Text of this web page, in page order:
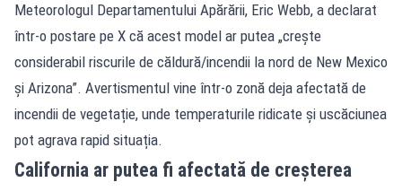
Meteorologul Departamentului Apărării, Eric Webb, a declarat
într-o postare pe X că acest model ar putea „crește
considerabil riscurile de căldură/incendii la nord de New Mexico
și Arizona”. Avertismentul vine într-o zonă deja afectată de
incendii de vegetație, unde temperaturile ridicate și uscăciunea
pot agrava rapid situația.
California ar putea fi afectată de creșterea